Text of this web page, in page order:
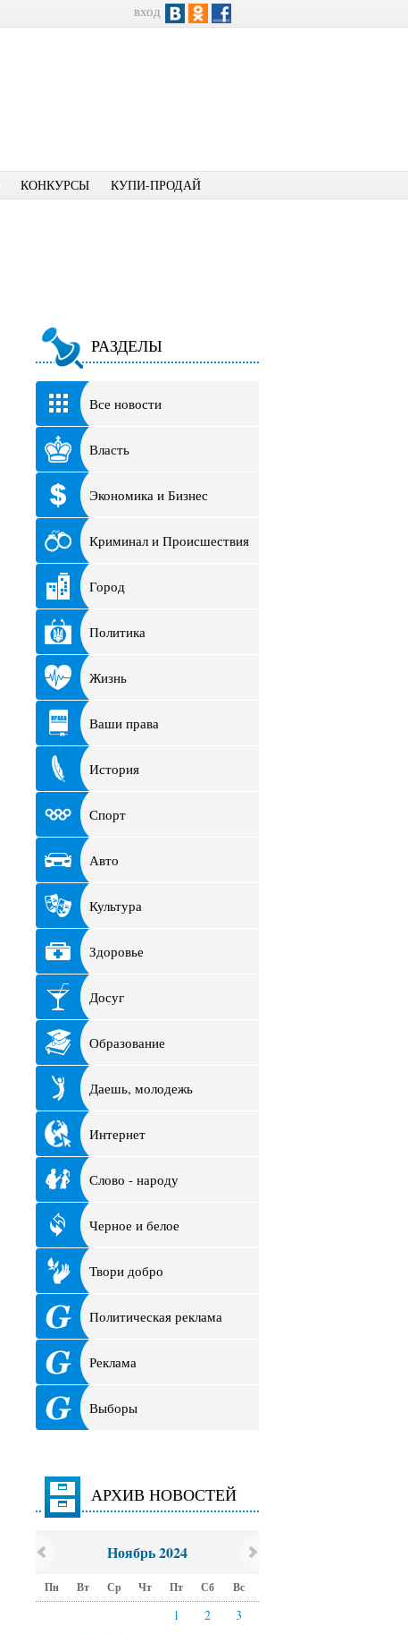
вход
КОНКУРСЫ КУПИ-ПРОДАЙ
РАЗДЕЛЫ
Все новости
Власть
Экономика и Бизнес
Криминал и Происшествия
Город
Политика
Жизнь
Ваши права
История
Спорт
Авто
Культура
Здоровье
Досуг
Образование
Даешь, молодежь
Интернет
Слово - народу
Черное и белое
Твори добро
Политическая реклама
Реклама
Выборы
АРХИВ НОВОСТЕЙ
Ноябрь 2024
Пн Вт Ср Чт Пт Сб Вс
1 2
3